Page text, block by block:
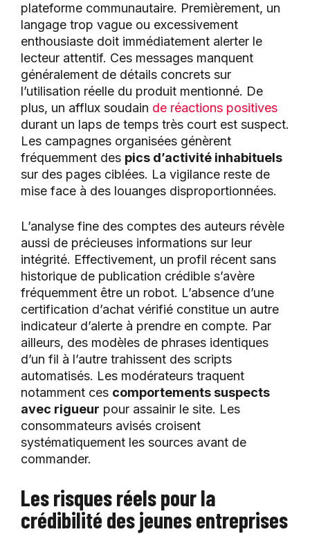
plateforme communautaire. Premièrement, un
langage trop vague ou excessivement
enthousiaste doit immédiatement alerter le
lecteur attentif. Ces messages manquent
généralement de détails concrets sur
l’utilisation réelle du produit mentionné. De
plus, un afflux soudain de réactions positives
durant un laps de temps très court est suspect.
Les campagnes organisées génèrent
fréquemment des pics d’activité inhabituels
sur des pages ciblées. La vigilance reste de
mise face à des louanges disproportionnées.
L’analyse fine des comptes des auteurs révèle
aussi de précieuses informations sur leur
intégrité. Effectivement, un profil récent sans
historique de publication crédible s’avère
fréquemment être un robot. L’absence d’une
certification d’achat vérifié constitue un autre
indicateur d’alerte à prendre en compte. Par
ailleurs, des modèles de phrases identiques
d’un fil à l’autre trahissent des scripts
automatisés. Les modérateurs traquent
notamment ces comportements suspects
avec rigueur pour assainir le site. Les
consommateurs avisés croisent
systématiquement les sources avant de
commander.
Les risques réels pour la
crédibilité des jeunes entreprises